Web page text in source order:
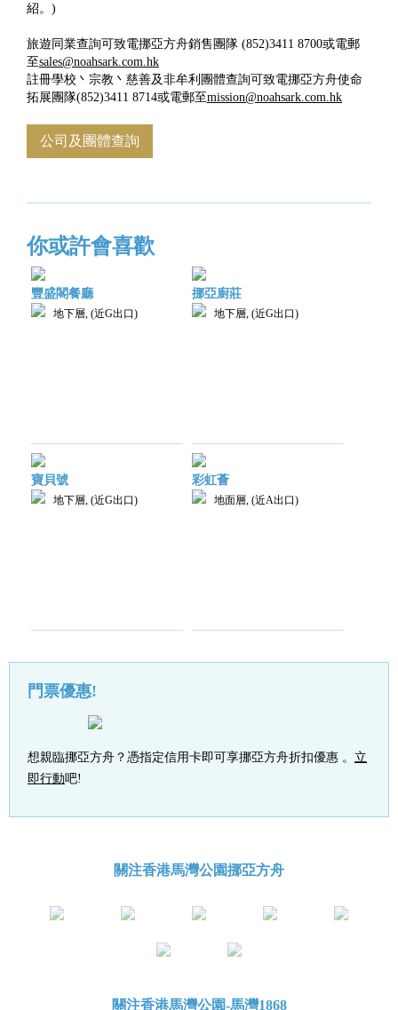
紹。)
旅遊同業查詢可致電挪亞方舟銷售團隊 (852)3411 8700或電郵
至sales@noahsark.com.hk
註冊學校丶宗教丶慈善及非牟利團體查詢可致電挪亞方舟使命
拓展團隊(852)3411 8714或電郵至mission@noahsark.com.hk
公司及團體查詢
你或許會喜歡
豐盛閣餐廳
地下層, (近G出口)
挪亞廚莊
地下層, (近G出口)
寶貝號
地下層, (近G出口)
彩虹薈
地面層, (近A出口)
門票優惠!
想親臨挪亞方舟？憑指定信用卡即可享挪亞方舟折扣優惠 。 立
即行動吧!
關注香港馬灣公園挪亞方舟
關注香港馬灣公園-馬灣1868